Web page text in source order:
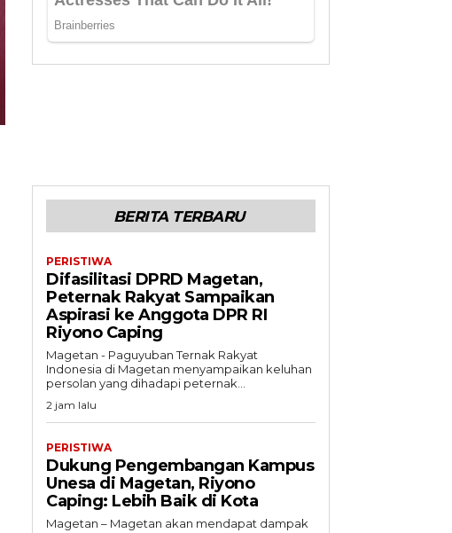
BERITA TERBARU
PERISTIWA
Difasilitasi DPRD Magetan,
Peternak Rakyat Sampaikan
Aspirasi ke Anggota DPR RI
Riyono Caping
Magetan - Paguyuban Ternak Rakyat
Indonesia di Magetan menyampaikan keluhan
persolan yang dihadapi peternak...
2 jam lalu
PERISTIWA
Dukung Pengembangan Kampus
Unesa di Magetan, Riyono
Caping: Lebih Baik di Kota
Magetan – Magetan akan mendapat dampak